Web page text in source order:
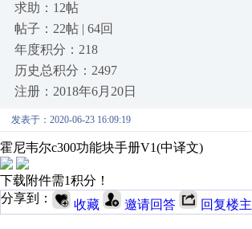
求助：12帖
帖子：22帖 | 64回
年度积分：218
历史总积分：2497
注册：2018年6月20日
发表于：2020-06-23 16:09:19
霍尼韦尔c300功能块手册V1(中译文)
下载附件需1积分！
分享到：
收藏 邀请回答 回复楼主